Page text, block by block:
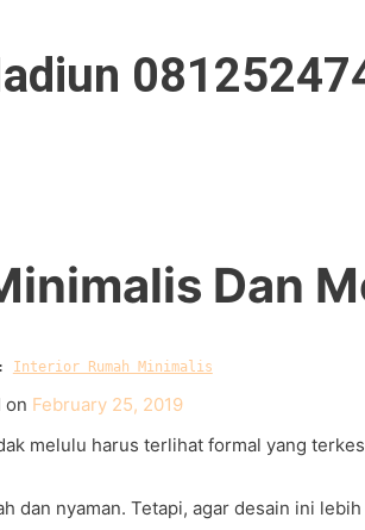
Dan
Interior Rumah Minimalis
on February 25, 2019
melulu harus terlihat formal yang
nyaman. Tetapi, agar desain ini